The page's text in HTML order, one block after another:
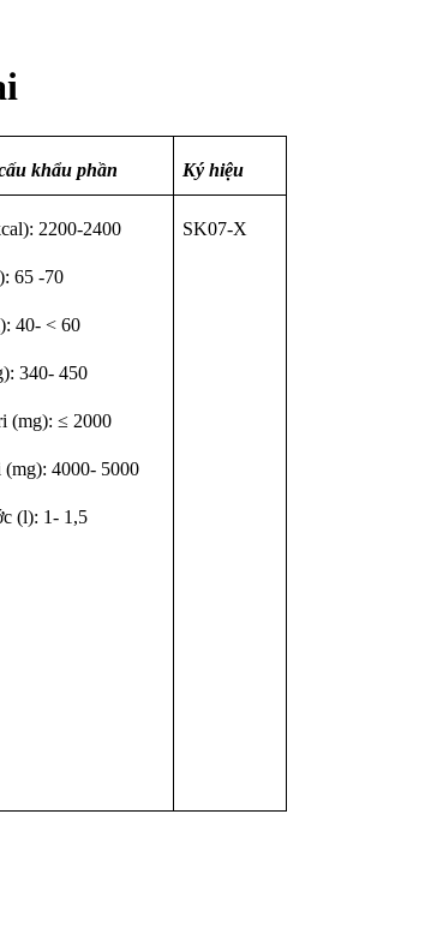
khẩu phần Ký hiệu
2200-2400
65 -70
40- < 60
340- 450
(mg): ≤ 2000
4000- 5000
(l): 1- 1,5
SK07-X